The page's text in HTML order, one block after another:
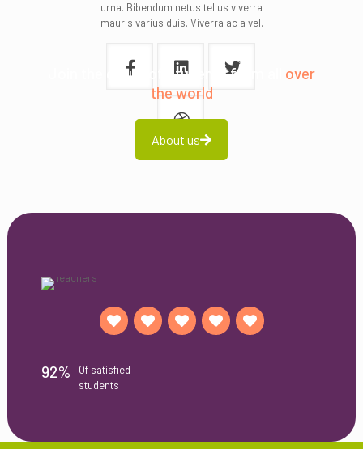
urna. Bibendum netus tellus viverra
mauris varius duis. Viverra ac a vel.
Join the group of students from all over
the world
About us
92%
Of satisfied
students